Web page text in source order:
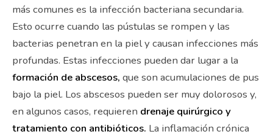
más comunes es la infección bacteriana secundaria.
Esto ocurre cuando las pústulas se rompen y las
bacterias penetran en la piel y causan infecciones más
profundas. Estas infecciones pueden dar lugar a la
formación de abscesos, que son acumulaciones de pus
bajo la piel. Los abscesos pueden ser muy dolorosos y,
en algunos casos, requieren drenaje quirúrgico y
tratamiento con antibióticos. La inflamación crónica